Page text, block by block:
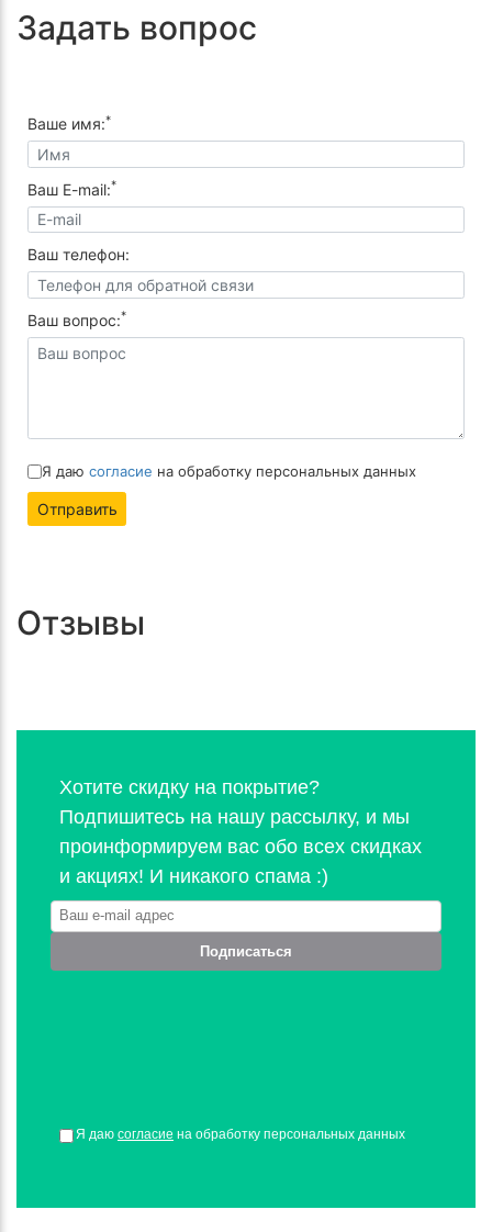
Задать вопрос
Ваше имя:*
Ваш E-mail:*
Ваш телефон:
Ваш вопрос:*
Я даю согласие на обработку персональных данных
Отправить
Отзывы
Хотите скидку на покрытие?
Подпишитесь на нашу рассылку, и мы
проинформируем вас обо всех скидках
и акциях! И никакого спама :)
Подписаться
Я даю согласие на обработку персональных данных